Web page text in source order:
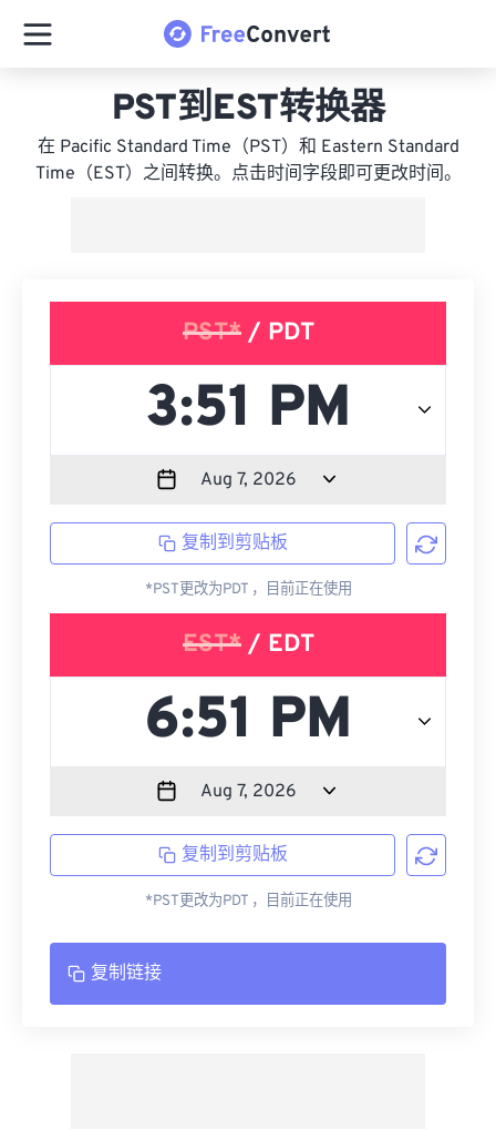
PST到EST转换器
在 Pacific Standard Time（PST）和 Eastern Standard
Time（EST）之间转换。点击时间字段即可更改时间。
PST*/ PDT
复制到剪贴板
*PST更改为PDT ，目前正在使用
EST*/ EDT
复制到剪贴板
*PST更改为PDT ，目前正在使用
复制链接